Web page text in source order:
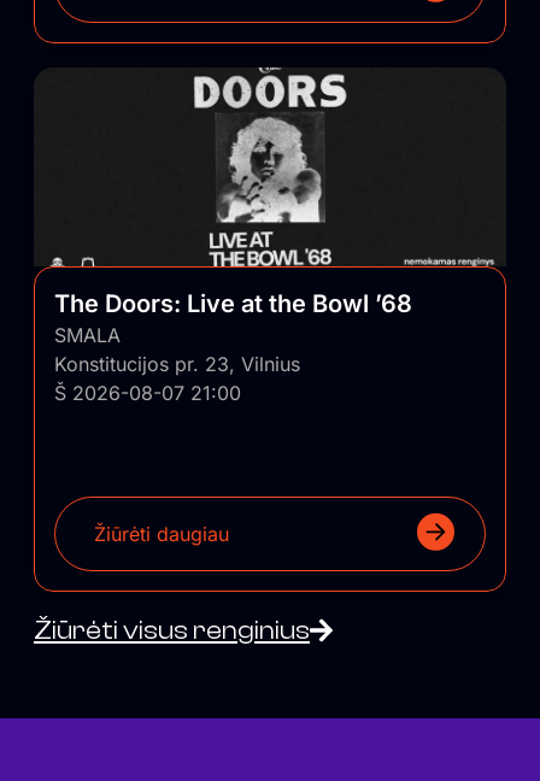
The Doors: Live at the Bowl ’68
SMALA
Konstitucijos pr. 23, Vilnius
Š 2026-08-07 21:00
Žiūrėti daugiau
Žiūrėti visus renginius